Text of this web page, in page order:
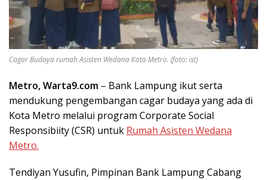
Cagar Budaya rumah Asisten Wedana Kota Metro. (foto: ist)
Metro, Warta9.com – Bank Lampung ikut serta
mendukung pengembangan cagar budaya yang ada di
Kota Metro melalui program Corporate Social
Responsibiity (CSR) untuk Rumah Asisten Wedana
Metro.
Tendiyan Yusufin, Pimpinan Bank Lampung Cabang